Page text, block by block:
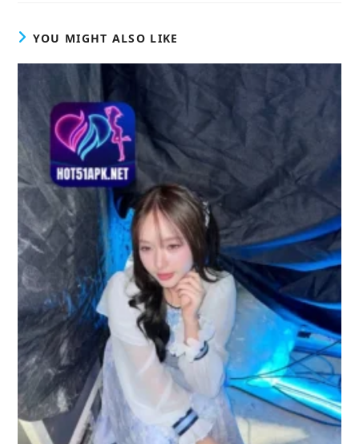
YOU MIGHT ALSO LIKE